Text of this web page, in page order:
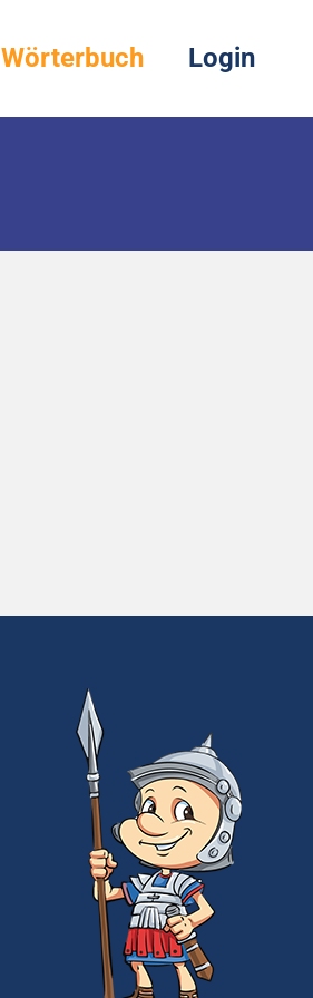
Wörterbuch Login